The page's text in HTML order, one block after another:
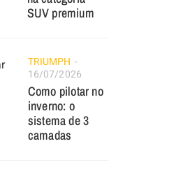
SUV premium
TRIUMPH
16/07/2026
Como pilotar no
inverno: o
sistema de 3
camadas